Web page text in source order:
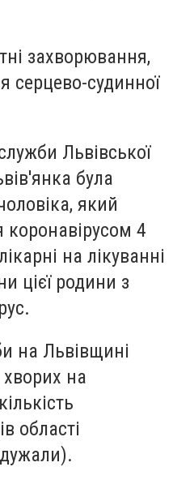
захворювання,
серцево-судинної
Львівської
була
який
коронавірусом 4
на лікуванні
цієї родини з
на Львівщині
на
області